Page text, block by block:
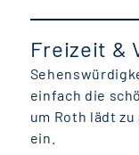
Freizeit &
einfach die
um Roth lädt
ein.